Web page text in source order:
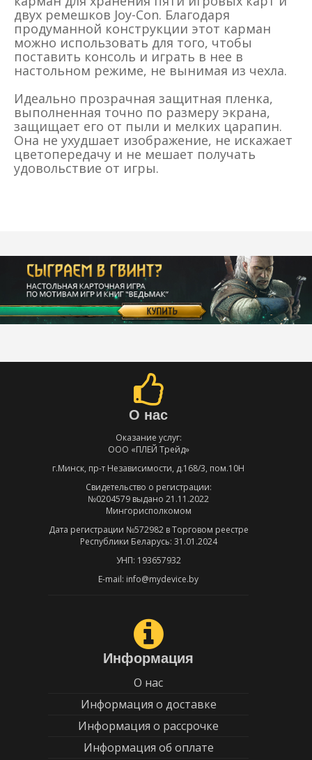
двух ремешков Joy-Con. Благодаря
продуманной конструкции этот карман
можно использовать для того, чтобы
поставить консоль и играть в нее в
настольном режиме, не вынимая из чехла.
Идеально прозрачная защитная пленка,
выполненная точно по размеру экрана,
защищает его от пыли и мелких царапин.
Она не ухудшает изображение, не искажает
цветопередачу и не мешает получать
удовольствие от игры.
О нас
Оказание услуг:
ООО «ПЛЕЙ Трейд»
г.Минск, пр-т Независимости, д.168/3, пом.10Н
Свидетельство о регистрации:
№0204579 выдано 21.11.2022
Мингорисполкомом
Дата регистрации №572982 в Торговом реестре
Республики Беларусь: 31.01.2024
УНП: 193657932
E-mail: info@mydevice.by
Информация
О нас
Информация о доставке
Информация о рассрочке
Информация об оплате